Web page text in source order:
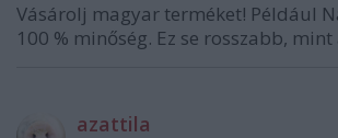
Vásárolj magyar terméket! Például
100 % minőség. Ez se rosszabb,
azattila